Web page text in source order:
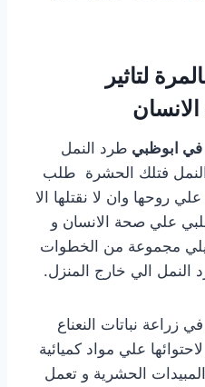
لتاثير
ابوظبي طرد النمل
فتلك الحشرة طلب
روحها وان لا نقتلها الا
علي صحة الانسان و
يلي مجموعة من الخطوات
النمل الي خارج المنزل.
زراعة نباتات النعناع
علي مواد كميائية
الحشرية و تعمل